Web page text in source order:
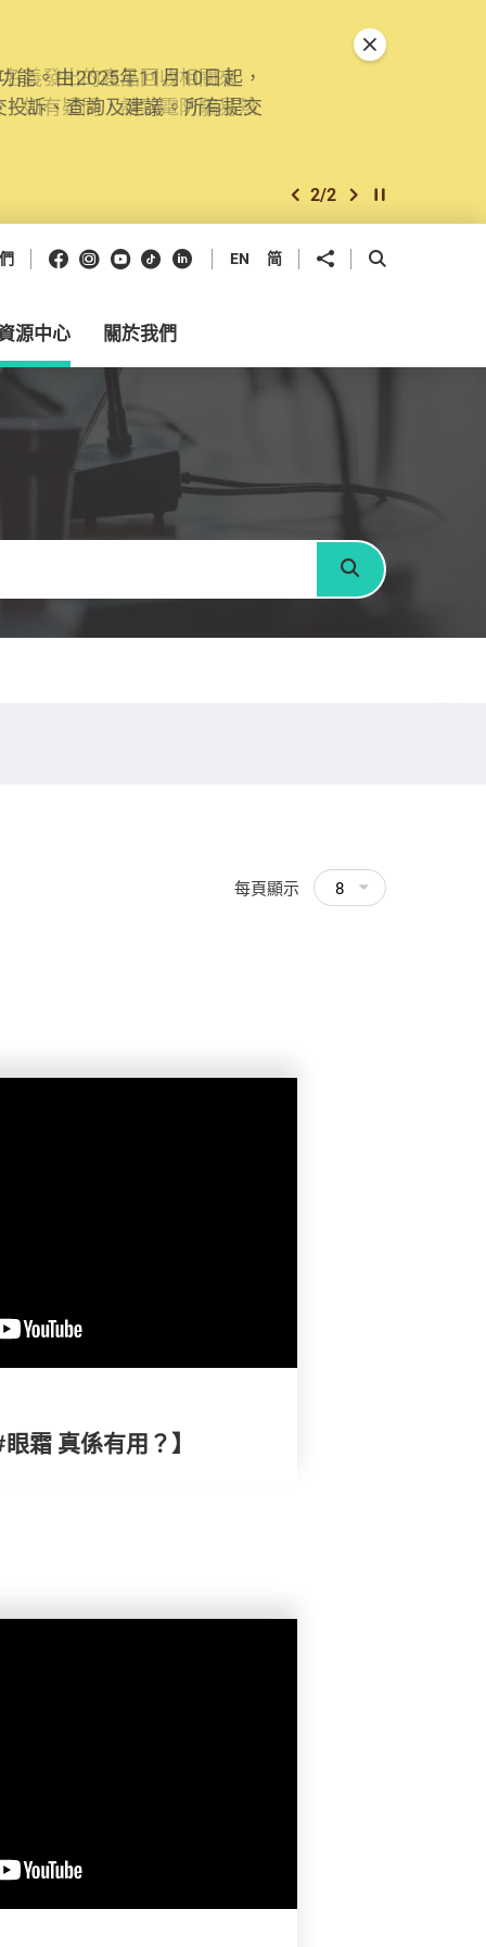
。由2025年11月10日起，
訴、查詢及建議。所有提交
上一個
2/2 下一個開始/暫停幻燈
關閉特別通告
Facebook
Instagram
Youtube
抖音領英 EN 简 分享到 開啟搜尋框
源中心 關於我們
搜尋
每頁顯示 8
霜 真係有用？】